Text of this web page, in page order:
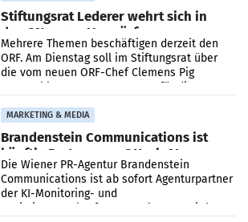
Stiftungsrat Lederer wehrt sich in
den SN gegen Vorwürfe
Mehrere Themen beschäftigen derzeit den
ORF. Am Dienstag soll im Stiftungsrat über
die vom neuen ORF-Chef Clemens Pig
vorgeschlagenen Besetzungen für die
MARKETING & MEDIA
Brandenstein Communications ist
künftig Partner von OtterlyAI
Die Wiener PR-Agentur Brandenstein
Communications ist ab sofort Agenturpartner
der KI-Monitoring- und
Optimierungsplattform OtterlyAI. Damit baut